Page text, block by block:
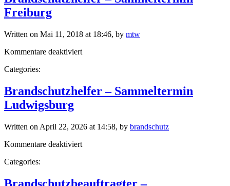
Freiburg
Written on Mai 11, 2018 at 18:46, by mtw
Kommentare deaktiviertfür
Freiburg
Categories:
Brandschutzhelfer – Sammeltermin
Ludwigsburg
Written on April 22, 2026 at 14:58, by brandschutz
Kommentare deaktiviertfür
Ludwigsburg
Categories:
Brandschutzbeauftragter –